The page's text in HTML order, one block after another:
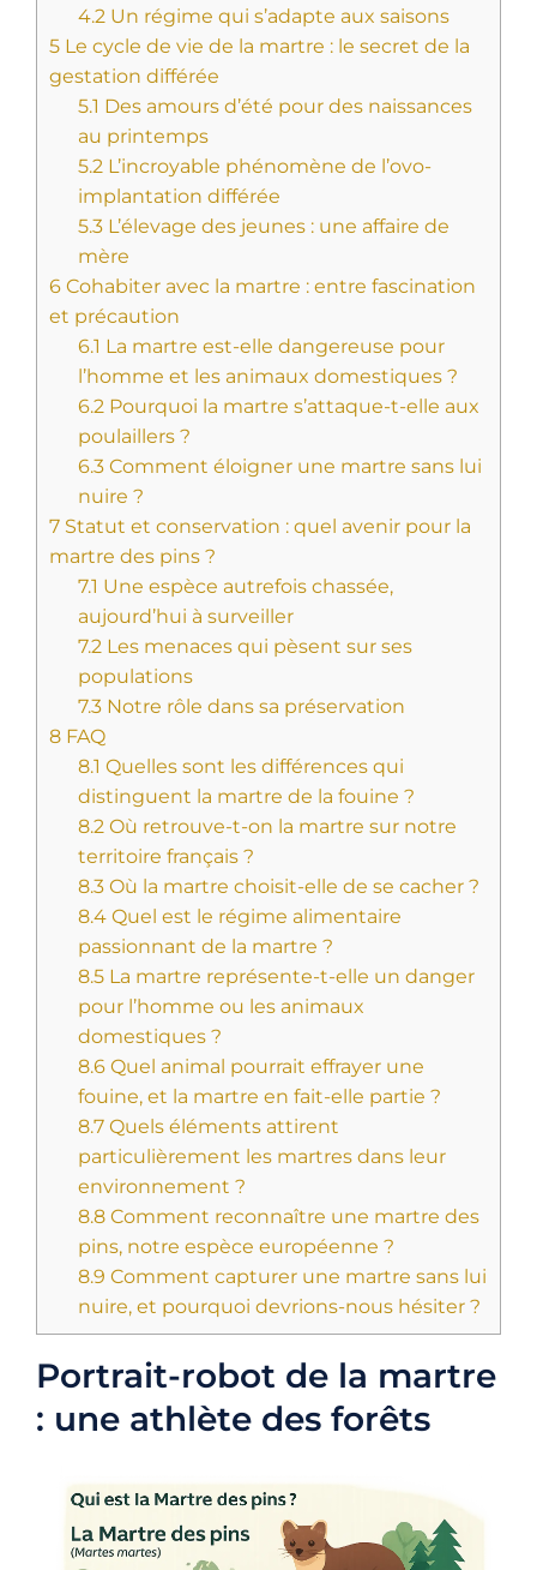
4.2 Un régime qui s’adapte aux saisons
5 Le cycle de vie de la martre : le secret de la
gestation différée
5.1 Des amours d’été pour des naissances
au printemps
5.2 L’incroyable phénomène de l’ovo-
implantation différée
5.3 L’élevage des jeunes : une affaire de
mère
6 Cohabiter avec la martre : entre fascination
et précaution
6.1 La martre est-elle dangereuse pour
l’homme et les animaux domestiques ?
6.2 Pourquoi la martre s’attaque-t-elle aux
poulaillers ?
6.3 Comment éloigner une martre sans lui
nuire ?
7 Statut et conservation : quel avenir pour la
martre des pins ?
7.1 Une espèce autrefois chassée,
aujourd’hui à surveiller
7.2 Les menaces qui pèsent sur ses
populations
7.3 Notre rôle dans sa préservation
8 FAQ
8.1 Quelles sont les différences qui
distinguent la martre de la fouine ?
8.2 Où retrouve-t-on la martre sur notre
territoire français ?
8.3 Où la martre choisit-elle de se cacher ?
8.4 Quel est le régime alimentaire
passionnant de la martre ?
8.5 La martre représente-t-elle un danger
pour l’homme ou les animaux
domestiques ?
8.6 Quel animal pourrait effrayer une
fouine, et la martre en fait-elle partie ?
8.7 Quels éléments attirent
particulièrement les martres dans leur
environnement ?
8.8 Comment reconnaître une martre des
pins, notre espèce européenne ?
8.9 Comment capturer une martre sans lui
nuire, et pourquoi devrions-nous hésiter ?
Portrait-robot de la martre
: une athlète des forêts